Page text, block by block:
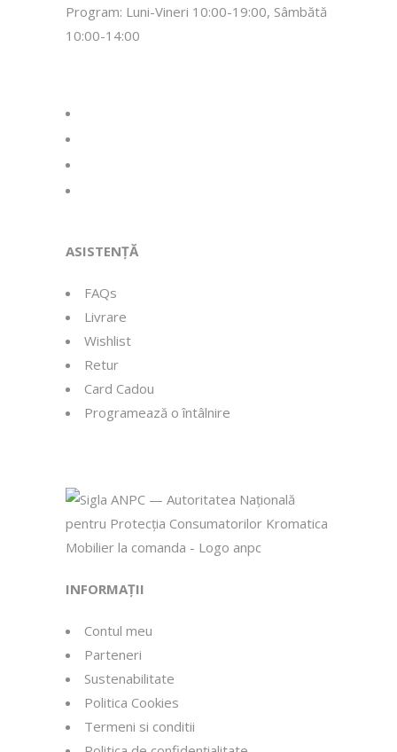
Program: Luni-Vineri 10:00-19:00, Sâmbătă
10:00-14:00
ASISTENȚĂ
FAQs
Livrare
Wishlist
Retur
Card Cadou
Programează o întâlnire
INFORMAȚII
Contul meu
Parteneri
Sustenabilitate
Politica Cookies
Termeni si conditii